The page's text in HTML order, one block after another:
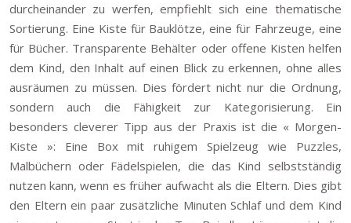
durcheinander zu werfen, empfiehlt sich eine thematische
Sortierung. Eine Kiste für Bauklötze, eine für Fahrzeuge, eine
für Bücher. Transparente Behälter oder offene Kisten helfen
dem Kind, den Inhalt auf einen Blick zu erkennen, ohne alles
ausräumen zu müssen. Dies fördert nicht nur die Ordnung,
sondern auch die Fähigkeit zur Kategorisierung. Ein
besonders cleverer Tipp aus der Praxis ist die « Morgen-
Kiste »: Eine Box mit ruhigem Spielzeug wie Puzzles,
Malbüchern oder Fädelspielen, die das Kind selbstständig
nutzen kann, wenn es früher aufwacht als die Eltern. Dies gibt
den Eltern ein paar zusätzliche Minuten Schlaf und dem Kind